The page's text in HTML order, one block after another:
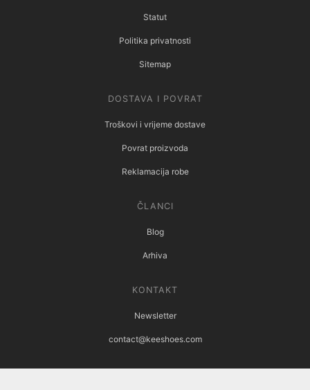
Statut
Politika privatnosti
Sitemap
DOSTAVA I POVRAT
Troškovi i vrijeme dostave
Povrat proizvoda
Reklamacija robe
ČLANCI
Blog
Arhiva
KONTAKT
Newsletter
contact@keeshoes.com